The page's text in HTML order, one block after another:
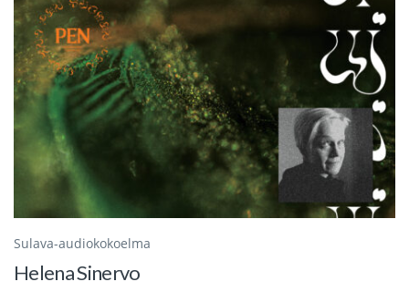
Sulava-audiokokoelma
Helena Sinervo